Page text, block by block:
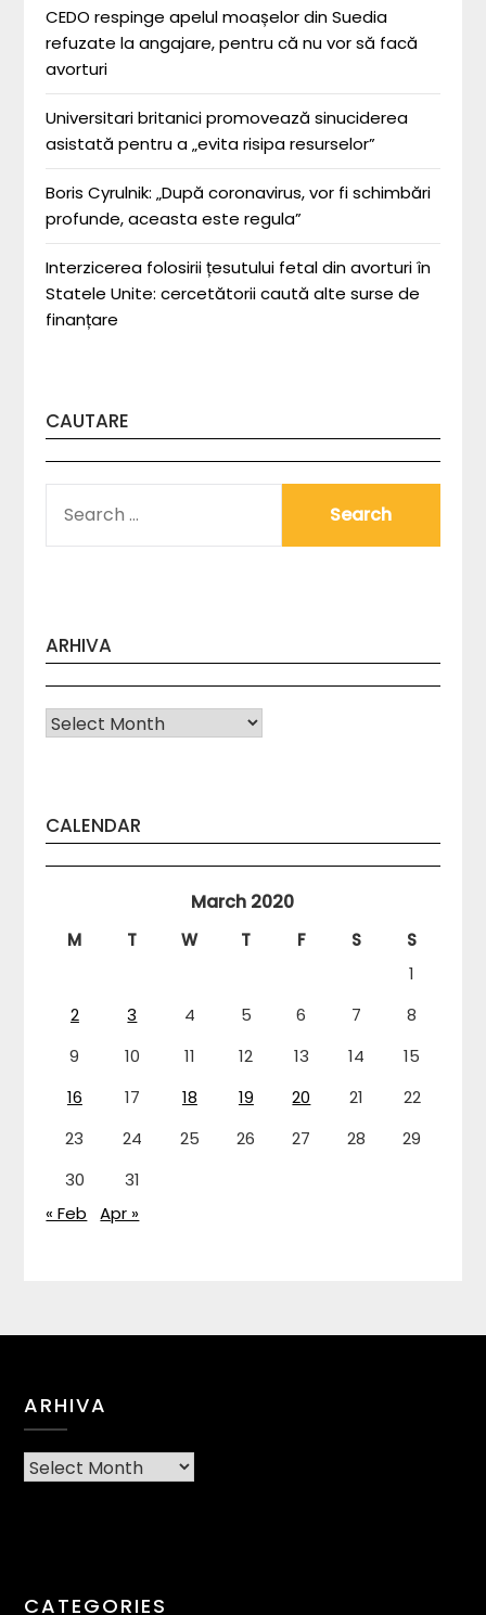
CEDO respinge apelul moașelor din Suedia
refuzate la angajare, pentru că nu vor să facă
avorturi
Universitari britanici promovează sinuciderea
asistată pentru a „evita risipa resurselor”
Boris Cyrulnik: „După coronavirus, vor fi schimbări
profunde, aceasta este regula”
Interzicerea folosirii țesutului fetal din avorturi în
Statele Unite: cercetătorii caută alte surse de
finanțare
CAUTARE
FOR:
ARHIVA
Arhiva
CALENDAR
March 2020
M T W T F S
S
1
2
3 4 5 6 7
8
9
10 11 12 13 14
15
16
17 18 19 20 21
22
23
24 25 26 27 28
29
30
31
« Feb
Apr »
ARHIVA
Arhiva
CATEGORIES